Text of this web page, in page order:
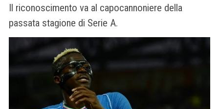
Il riconoscimento va al capocannoniere della
passata stagione di Serie A.